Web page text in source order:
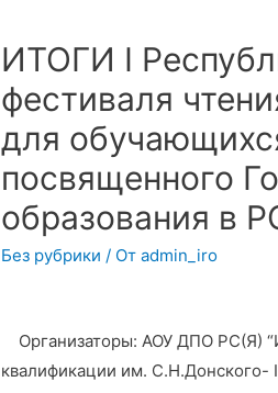
ИТОГИ I
фестиваля
для
посвященного
образования в
Без рубрики / От admin_iro
Организаторы: АОУ ДПО РС(Я)
квалификации им. С.Н.Донского-